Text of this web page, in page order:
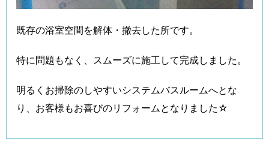
既存の浴室空間を解体・撤去した所です。
特に問題もなく、スムーズに施工して完成しました。
明るくお掃除のしやすいシステムバスルームへとな
り、お客様もお喜びのリフォームとなりました☆